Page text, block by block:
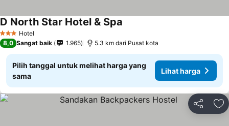
3 BintangHotel
D North Star Hotel & Spa
8,0 Sangat baik 1.965 5.3 km dari Pusat kota
Pilih tanggal untuk melihat harga yang
sama
Lihat harga
Bagikan